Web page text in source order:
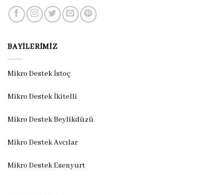
BAYILERIMIZ
Mikro Destek İstoç
Mikro Destek İkitelli
Mikro Destek Beylikdüzü
Mikro Destek Avcılar
Mikro Destek Esenyurt